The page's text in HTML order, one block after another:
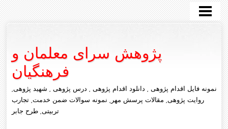
صفحه اصلی
تازه ها
درباره ما
تماس با ما
زندگی پژوهی
پژوهش سرای معلمان و
فرهنگیان
نمونه فایل اقدام پژوهی , دانلود اقدام پژوهی , درس پژوهی , شهید پژوهی,
روایت پژوهی, مقالات پرسش مهر, نمونه سوالات ضمن خدمت, تجارب
تربیتی, طرح جابر